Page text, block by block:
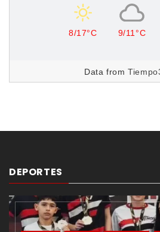
8/17°C 9/11°C
Data from
DEPORTES